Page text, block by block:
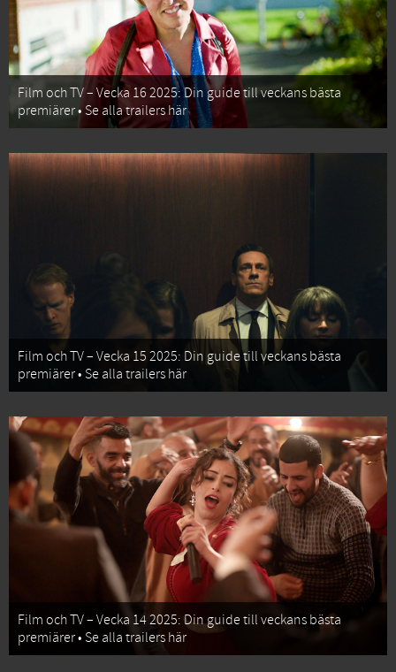
Film och TV – Vecka 16 2025: Din guide till veckans bästa
premiärer • Se alla trailers här
Film och TV – Vecka 15 2025: Din guide till veckans bästa
premiärer • Se alla trailers här
Film och TV – Vecka 14 2025: Din guide till veckans bästa
premiärer • Se alla trailers här